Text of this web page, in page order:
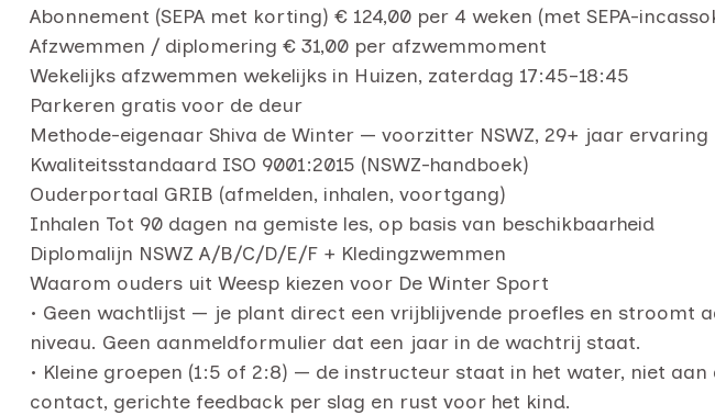
Abonnement (SEPA met korting) € 124,00 per 4 weken (met SEPA-
Afzwemmen / diplomering € 31,00 per afzwemmoment
Wekelijks afzwemmen wekelijks in Huizen, zaterdag 17:45–18:45
Parkeren gratis voor de deur
Methode-eigenaar Shiva de Winter — voorzitter NSWZ, 29+ jaar ervaring
Kwaliteitsstandaard ISO 9001:2015 (NSWZ-handboek)
Ouderportaal GRIB (afmelden, inhalen, voortgang)
Inhalen Tot 90 dagen na gemiste les, op basis van beschikbaarheid
Diplomalijn NSWZ A/B/C/D/E/F + Kledingzwemmen
Waarom ouders uit Weesp kiezen voor De Winter Sport
• Geen wachtlijst — je plant direct een vrijblijvende proefles en stroomt
niveau. Geen aanmeldformulier dat een jaar in de wachtrij staat.
• Kleine groepen (1:5 of 2:8) — de instructeur staat in het water, niet
contact, gerichte feedback per slag en rust voor het kind.